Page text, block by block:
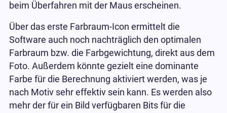
beim Überfahren mit der Maus erscheinen.
Über das erste Farbraum-Icon ermittelt die
Software auch noch nachträglich den optimalen
Farbraum bzw. die Farbgewichtung, direkt aus dem
Foto. Außerdem könnte gezielt eine dominante
Farbe für die Berechnung aktiviert werden, was je
nach Motiv sehr effektiv sein kann. Es werden also
mehr der für ein Bild verfügbaren Bits für die